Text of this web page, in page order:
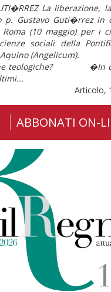
La liberazione,
p. Gustavo Guti�rrez in
Roma (10 maggio) per i
sociali della
(Angelicum). �
teologiche? �In
Articolo,
ABBONATI ON-